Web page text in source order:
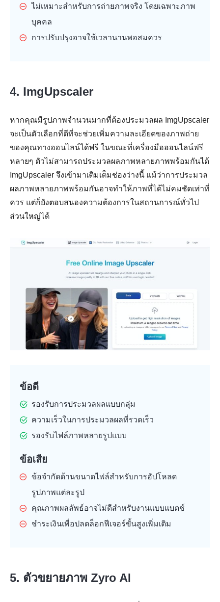
ไม่เหมาะสำหรับการถ่ายภาพจริง โดยเฉพาะภาพ
บุคคล
การปรับปรุงอาจใช้เวลานานพอสมควร
4. ImgUpscaler
หากคุณมีรูปภาพจำนวนมากที่ต้องประมวลผล ImgUpscaler
จะเป็นตัวเลือกที่ดีที่จะช่วยเพิ่มความละเอียดของภาพถ่าย
ของคุณทางออนไลน์ได้ฟรี ในขณะที่เครื่องมือออนไลน์ฟรี
หลายๆ ตัวไม่สามารถประมวลผลภาพหลายภาพพร้อมกันได้
ImgUpscaler จึงเข้ามาเติมเต็มช่องว่างนี้ แม้ว่าการประมวล
ผลภาพหลายภาพพร้อมกันอาจทำให้ภาพที่ได้ไม่คมชัดเท่าที่
ควร แต่ก็ยังตอบสนองความต้องการในสถานการณ์ทั่วไป
ส่วนใหญ่ได้
ข้อดี
รองรับการประมวลผลแบบกลุ่ม
ความเร็วในการประมวลผลที่รวดเร็ว
รองรับไฟล์ภาพหลายรูปแบบ
ข้อเสีย
ข้อจำกัดด้านขนาดไฟล์สำหรับการอัปโหลด
รูปภาพแต่ละรูป
คุณภาพผลลัพธ์อาจไม่ดีสำหรับงานแบบแบตช์
ชำระเงินเพื่อปลดล็อกฟีเจอร์ขั้นสูงเพิ่มเติม
5. ตัวขยายภาพ Zyro AI